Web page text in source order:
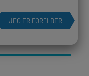
JEG ER FORELDER